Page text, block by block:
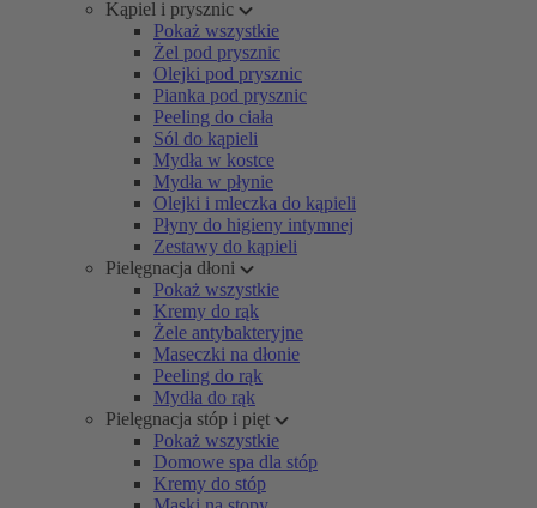
Kąpiel i prysznic
Pokaż wszystkie
Żel pod prysznic
Olejki pod prysznic
Pianka pod prysznic
Peeling do ciała
Sól do kąpieli
Mydła w kostce
Mydła w płynie
Olejki i mleczka do kąpieli
Płyny do higieny intymnej
Zestawy do kąpieli
Pielęgnacja dłoni
Pokaż wszystkie
Kremy do rąk
Żele antybakteryjne
Maseczki na dłonie
Peeling do rąk
Mydła do rąk
Pielęgnacja stóp i pięt
Pokaż wszystkie
Domowe spa dla stóp
Kremy do stóp